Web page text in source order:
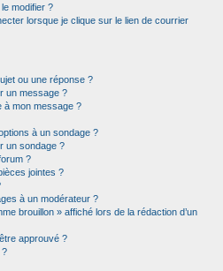
modifier ?
lorsque je clique sur le lien de courrier
ou une réponse ?
un message ?
à mon message ?
à un sondage ?
un sondage ?
?
jointes ?
à un modérateur ?
brouillon » affiché lors de la rédaction d’un
approuvé ?
?